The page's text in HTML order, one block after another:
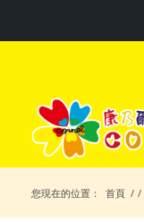
您現在的位置： 首頁 / /